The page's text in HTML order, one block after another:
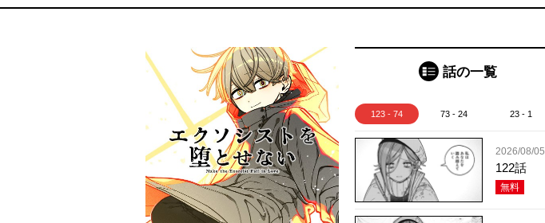
話の一覧
123 - 74 73 - 24 23 - 1
2026/08/05
122話
無料